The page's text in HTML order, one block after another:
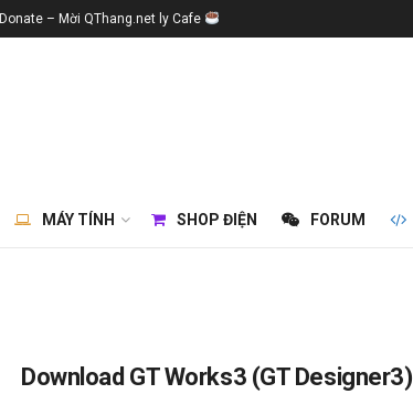
Donate – Mời QThang.net ly Cafe
MÁY TÍNH SHOP ĐIỆN FORUM
Download GT Works3 (GT Designer3)